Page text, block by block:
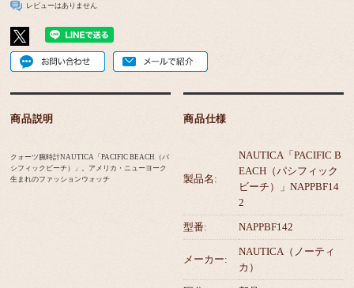
レビューはありません
商品説明
クォーツ腕時計NAUTICA「PACIFIC BEACH（パ
シフィックビーチ）」。アメリカ・ニューヨーク
生まれのファッションウォッチ
商品仕様
製品名:
NAUTICA「PACIFIC B
EACH（パシフィック
ビーチ）」NAPPBF14
2
型番: NAPPBF142
メーカー:
NAUTICA（ノーティ
カ）